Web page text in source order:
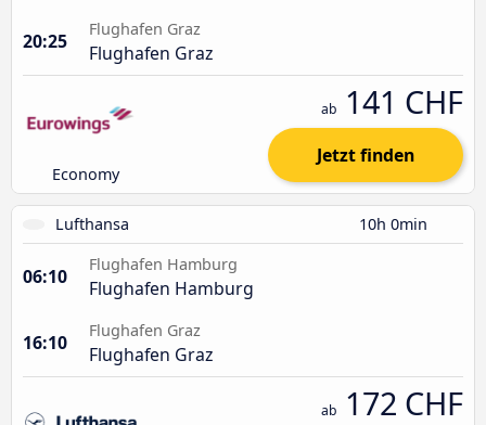
20:25
Flughafen Graz
Flughafen Graz
Economy
ab 141 CHF
Jetzt finden
Lufthansa 10h 0min
06:10
Flughafen Hamburg
Flughafen Hamburg
16:10
Flughafen Graz
Flughafen Graz
ab 172 CHF